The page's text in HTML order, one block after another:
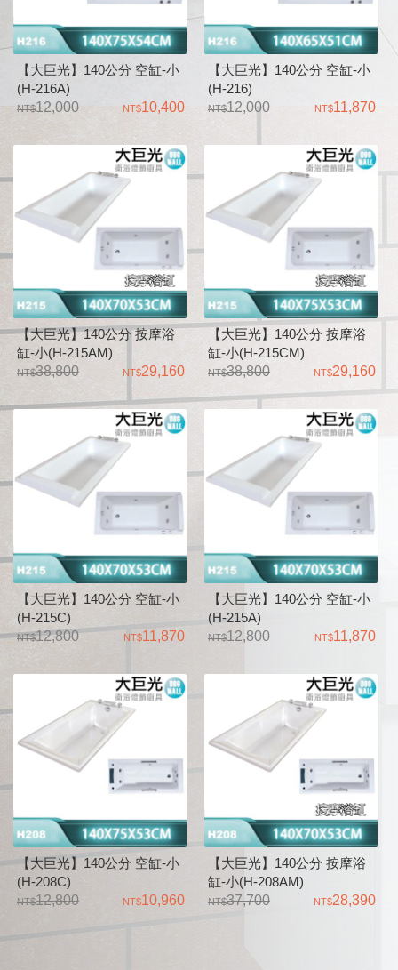
【大巨光】140公分 空缸-小
(H-216A)
12,000
10,400
【大巨光】140公分 空缸-小
(H-216)
12,000
11,870
【大巨光】140公分 按摩浴
缸-小(H-215AM)
38,800
29,160
【大巨光】140公分 按摩浴
缸-小(H-215CM)
38,800
29,160
【大巨光】140公分 空缸-小
(H-215C)
12,800
11,870
【大巨光】140公分 空缸-小
(H-215A)
12,800
11,870
【大巨光】140公分 空缸-小
(H-208C)
12,800
10,960
【大巨光】140公分 按摩浴
缸-小(H-208AM)
37,700
28,390